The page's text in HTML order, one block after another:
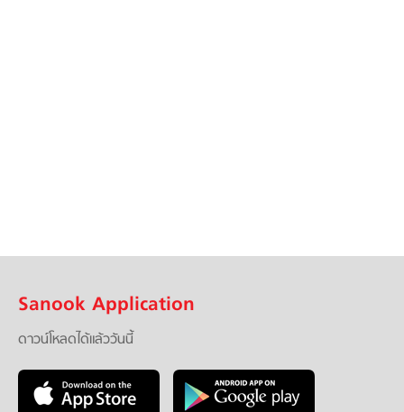
Sanook Application
ดาวน์โหลดได้แล้ววันนี้